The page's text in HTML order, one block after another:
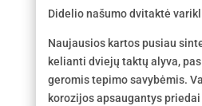
Didelio našumo dvitaktė
Naujausios kartos pusiau
kelianti dviejų taktų alyva,
geromis tepimo savybėmis.
korozijos apsaugantys